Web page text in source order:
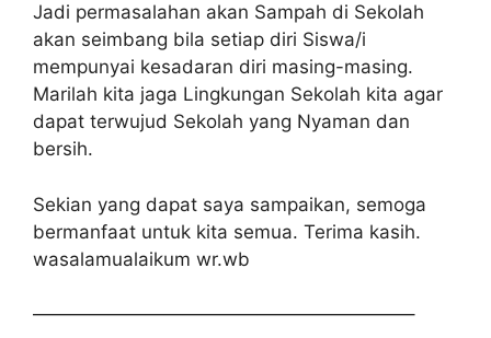
Jadi permasalahan akan Sampah di Sekolah
akan seimbang bila setiap diri Siswa/i
mempunyai kesadaran diri masing-masing.
Marilah kita jaga Lingkungan Sekolah kita agar
dapat terwujud Sekolah yang Nyaman dan
bersih.
Sekian yang dapat saya sampaikan, semoga
bermanfaat untuk kita semua. Terima kasih.
wasalamualaikum wr.wb
————————————————————–